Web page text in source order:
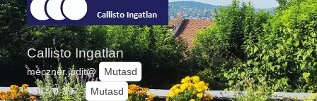
Callisto Ingatlan
meczner.judit@
Mutasd
+36-70-397-
Mutasd